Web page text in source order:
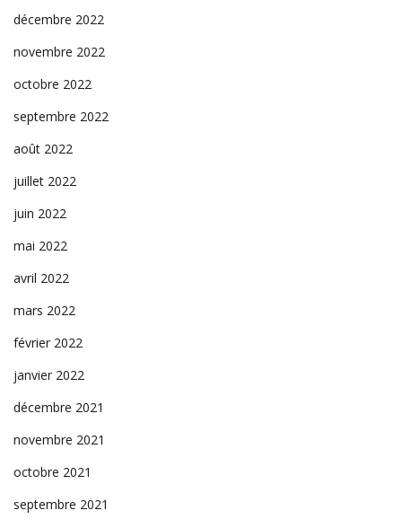
décembre 2022
novembre 2022
octobre 2022
septembre 2022
août 2022
juillet 2022
juin 2022
mai 2022
avril 2022
mars 2022
février 2022
janvier 2022
décembre 2021
novembre 2021
octobre 2021
septembre 2021